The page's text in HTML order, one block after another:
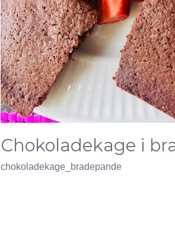
Chokoladekage i
chokoladekage_bradepande